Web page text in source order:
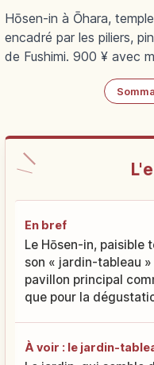
Hōsen-in à Ōhara,
encadré par les piliers,
de Fushimi. 900 ¥ avec
En bref
Le Hōsen-in, paisible
son « jardin-tableau
pavillon principal
que pour la
À voir : le jardin-